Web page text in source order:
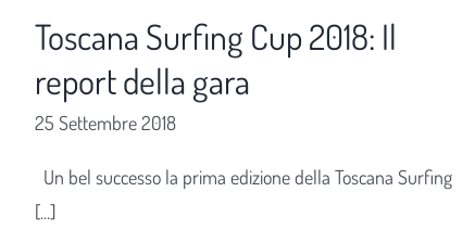
Toscana Surfing Cup 2018: Il
report della gara
25 Settembre 2018
Un bel successo la prima edizione della Toscana Surfing
[...]